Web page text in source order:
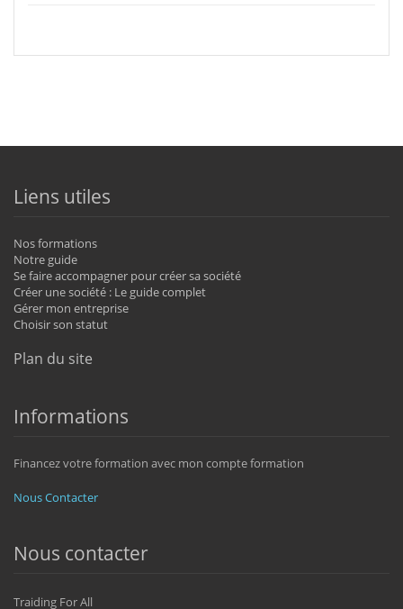
Liens utiles
Nos formations
Notre guide
Se faire accompagner pour créer sa société
Créer une société : Le guide complet
Gérer mon entreprise
Choisir son statut
Plan du site
Informations
Financez votre formation avec mon compte formation
Nous Contacter
Nous contacter
Traiding For All